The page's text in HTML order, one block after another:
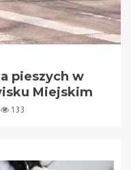
pieszych w
Miejskim
133